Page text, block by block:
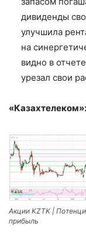
дивиденды
улучшила
на
видно в
урезал свои
Акции KZTK |
прибыль